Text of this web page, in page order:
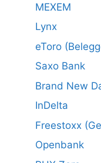
MEXEM
Lynx
eToro
Saxo Bank
Brand New
InDelta
Freestoxx
Openbank